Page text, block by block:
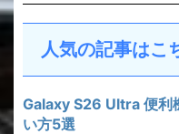
人気の記事はこ
Galaxy S26 Ultra 便利
い方5選